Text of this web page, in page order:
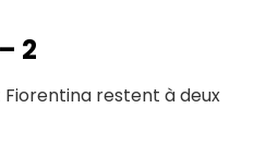
2
restent à deux